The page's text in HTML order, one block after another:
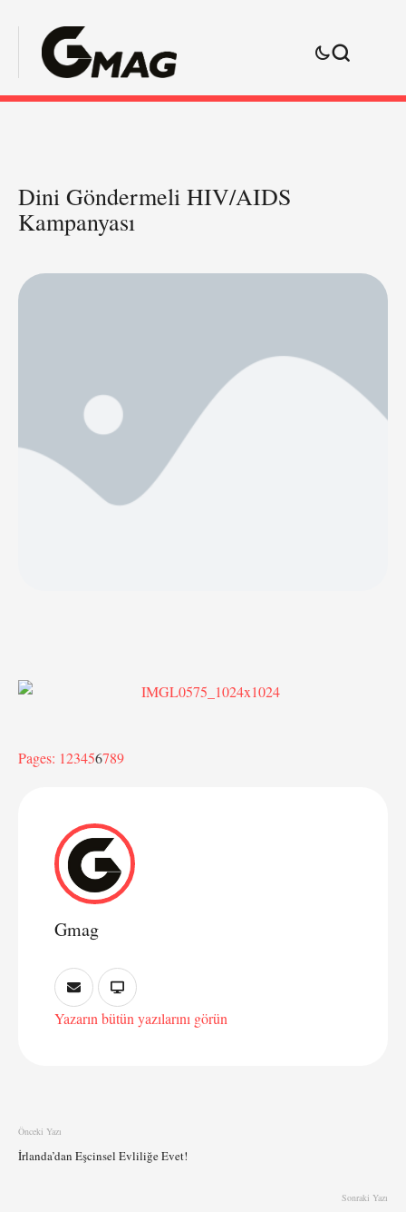
Dini Göndermeli HIV/AIDS
Kampanyası
Pages: 123456789
Gmag
Yazarın bütün yazılarını görün
Önceki Yazı
İrlanda’dan Eşcinsel Evliliğe Evet!
Sonraki Yazı